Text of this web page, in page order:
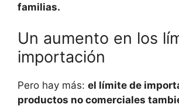
familias.
Un aumento en los
importación
Pero hay más: el límite de
productos no comerciales